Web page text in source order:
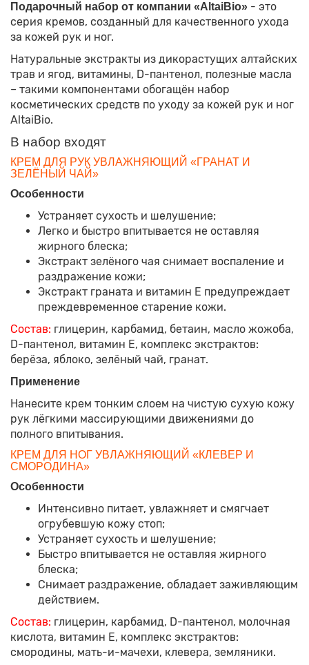
Подарочный набор от компании «AltaiBio» - это
серия кремов, созданный для качественного ухода
за кожей рук и ног.
Натуральные экстракты из дикорастущих алтайских
трав и ягод, витамины, D-пантенол, полезные масла
– такими компонентами обогащён набор
косметических средств по уходу за кожей рук и ног
AltaiBio.
В набор входят
КРЕМ ДЛЯ РУК УВЛАЖНЯЮЩИЙ «ГРАНАТ И
ЗЕЛЁНЫЙ ЧАЙ»
Особенности
Устраняет сухость и шелушение;
Легко и быстро впитывается не оставляя
жирного блеска;
Экстракт зелёного чая снимает воспаление и
раздражение кожи;
Экстракт граната и витамин Е предупреждает
преждевременное старение кожи.
Состав: глицерин, карбамид, бетаин, масло жожоба,
D-пантенол, витамин Е, комплекс экстрактов:
берёза, яблоко, зелёный чай, гранат.
Применение
Нанесите крем тонким слоем на чистую сухую кожу
рук лёгкими массирующими движениями до
полного впитывания.
КРЕМ ДЛЯ НОГ УВЛАЖНЯЮЩИЙ «КЛЕВЕР И
СМОРОДИНА»
Особенности
Интенсивно питает, увлажняет и смягчает
огрубевшую кожу стоп;
Устраняет сухость и шелушение;
Быстро впитывается не оставляя жирного
блеска;
Снимает раздражение, обладает заживляющим
действием.
Состав: глицерин, карбамид, D-пантенол, молочная
кислота, витамин Е, комплекс экстрактов:
смородины, мать-и-мачехи, клевера, земляники.